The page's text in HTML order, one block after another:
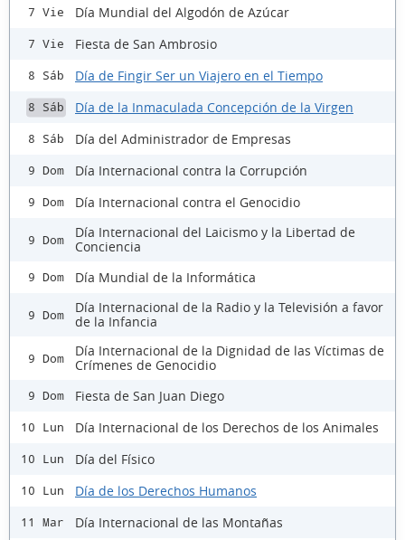
7 Vie Día Mundial del Algodón de Azúcar
7 Vie Fiesta de San Ambrosio
8 Sáb Día de Fingir Ser un Viajero en el Tiempo
8 Sáb Día de la Inmaculada Concepción de la Virgen
8 Sáb Día del Administrador de Empresas
9 Dom Día Internacional contra la Corrupción
9 Dom Día Internacional contra el Genocidio
9 Dom
Día Internacional del Laicismo y la Libertad de
Conciencia
9 Dom Día Mundial de la Informática
9 Dom
Día Internacional de la Radio y la Televisión a favor
de la Infancia
9 Dom
Día Internacional de la Dignidad de las Víctimas de
Crímenes de Genocidio
9 Dom Fiesta de San Juan Diego
10 Lun Día Internacional de los Derechos de los Animales
10 Lun Día del Físico
10 Lun Día de los Derechos Humanos
11 Mar Día Internacional de las Montañas